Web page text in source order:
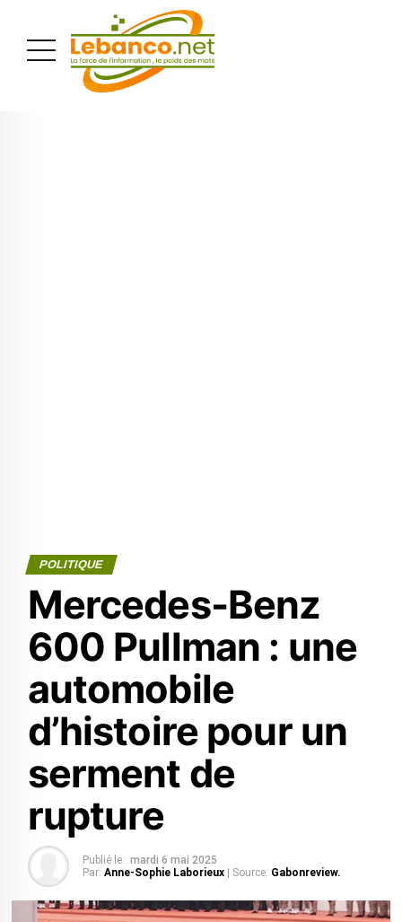
POLITIQUE
Mercedes-Benz
600 Pullman : une
automobile
d’histoire pour un
serment de
rupture
Publié le : mardi 6 mai 2025
Par: Anne-Sophie Laborieux | Source: Gabonreview.